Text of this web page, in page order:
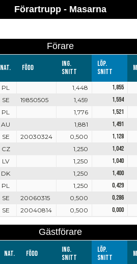
Förartrupp - Masarna
Förare
Nat. Född
Ing.
snitt
Löp.
snitt
PL 1,448
1,855
SE 19850505 1,459
1,594
PL 1,776
1,521
AU 1,881
1,491
SE 20030324 0,500
1,128
CZ 1,250
1,042
LV 1,250
1,040
DK 1,250
1,400
PL 1,250
0,429
SE 20060315 0,500
0,286
SE 20040814 0,500 0,000
Gästförare
Nat. Född
Ing.
snitt
Löp.
snitt